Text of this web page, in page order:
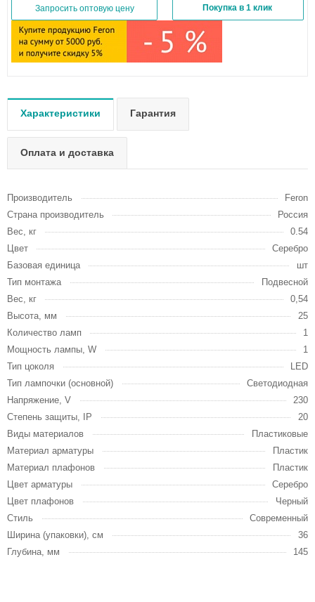
Запросить оптовую цену Покупка в 1 клик
Характеристики Гарантия
Оплата и доставка
Производитель
Feron
Страна производитель
Россия
Вес, кг
0.54
Цвет
Серебро
Базовая единица
шт
Тип монтажа
Подвесной
Вес, кг
0,54
Высота, мм
25
Количество ламп
1
Мощность лампы, W
1
Тип цоколя
LED
Тип лампочки (основной)
Светодиодная
Напряжение, V
230
Степень защиты, IP
20
Виды материалов
Пластиковые
Материал арматуры
Пластик
Материал плафонов
Пластик
Цвет арматуры
Серебро
Цвет плафонов
Черный
Стиль
Современный
Ширина (упаковки), см
36
Глубина, мм
145